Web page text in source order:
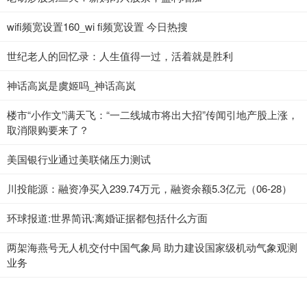
wifi频宽设置160_wi fi频宽设置 今日热搜
世纪老人的回忆录：人生值得一过，活着就是胜利
神话高岚是虞姬吗_神话高岚
楼市“小作文”满天飞：“一二线城市将出大招”传闻引地产股上涨，
取消限购要来了？
美国银行业通过美联储压力测试
川投能源：融资净买入239.74万元，融资余额5.3亿元（06-28）
环球报道:世界简讯:离婚证据都包括什么方面
两架海燕号无人机交付中国气象局 助力建设国家级机动气象观测
业务